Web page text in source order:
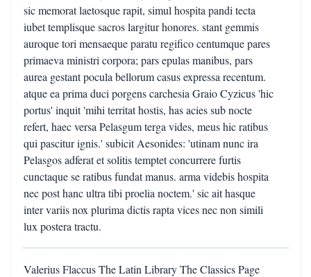
Valerius Flaccus The Latin Library The Classics Page